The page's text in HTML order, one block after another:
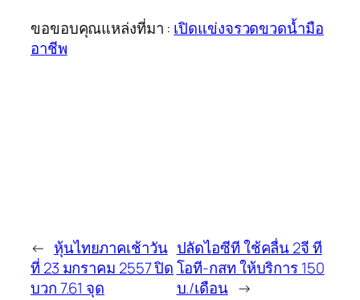
ขอขอบคุณแหล่งที่มา : เปิดแข่งจรวดขวดน้ำมือ
อาชีพ
← หุ้นไทยภาคเช้าวัน
ที่ 23 มกราคม 2557 ปิด
บวก 7.61 จุด
ปลัดไอซีที ใช้คลื่น 2จี ที
โอที-กสท ให้บริการ 150
บ./เดือน →